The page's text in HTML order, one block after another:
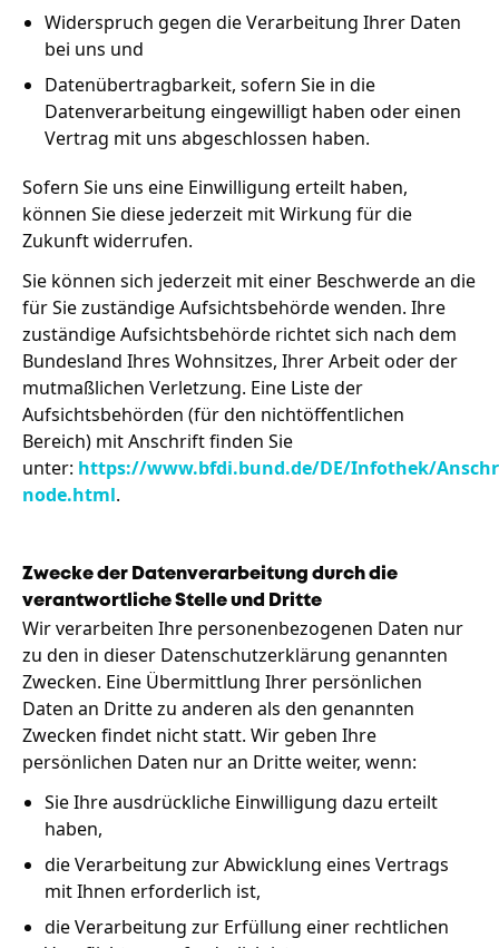
Widerspruch gegen die Verarbeitung Ihrer Daten
bei uns und
Datenübertragbarkeit, sofern Sie in die
Datenverarbeitung eingewilligt haben oder einen
Vertrag mit uns abgeschlossen haben.
Sofern Sie uns eine Einwilligung erteilt haben,
können Sie diese jederzeit mit Wirkung für die
Zukunft widerrufen.
Sie können sich jederzeit mit einer Beschwerde an die
für Sie zuständige Aufsichtsbehörde wenden. Ihre
zuständige Aufsichtsbehörde richtet sich nach dem
Bundesland Ihres Wohnsitzes, Ihrer Arbeit oder der
mutmaßlichen Verletzung. Eine Liste der
Aufsichtsbehörden (für den nichtöffentlichen
Bereich) mit Anschrift finden Sie
unter: https://www.bfdi.bund.de/DE/Infothek/
node.html.
Zwecke der Datenverarbeitung durch die
verantwortliche Stelle und Dritte
Wir verarbeiten Ihre personenbezogenen Daten nur
zu den in dieser Datenschutzerklärung genannten
Zwecken. Eine Übermittlung Ihrer persönlichen
Daten an Dritte zu anderen als den genannten
Zwecken findet nicht statt. Wir geben Ihre
persönlichen Daten nur an Dritte weiter, wenn:
Sie Ihre ausdrückliche Einwilligung dazu erteilt
haben,
die Verarbeitung zur Abwicklung eines Vertrags
mit Ihnen erforderlich ist,
die Verarbeitung zur Erfüllung einer rechtlichen